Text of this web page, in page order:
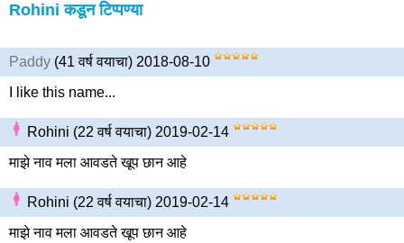
Rohini कडून टिप्पण्या
Paddy (41 वर्ष वयाचा) 2018-08-10
I like this name...
Rohini (22 वर्ष वयाचा) 2019-02-14
माझे नाव मला आवडते खूप छान आहे
Rohini (22 वर्ष वयाचा) 2019-02-14
माझे नाव मला आवडते खूप छान आहे